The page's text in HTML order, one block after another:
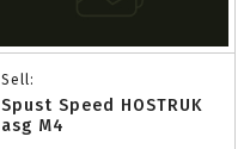
Sell:
Spust Speed HOSTRUK
asg M4